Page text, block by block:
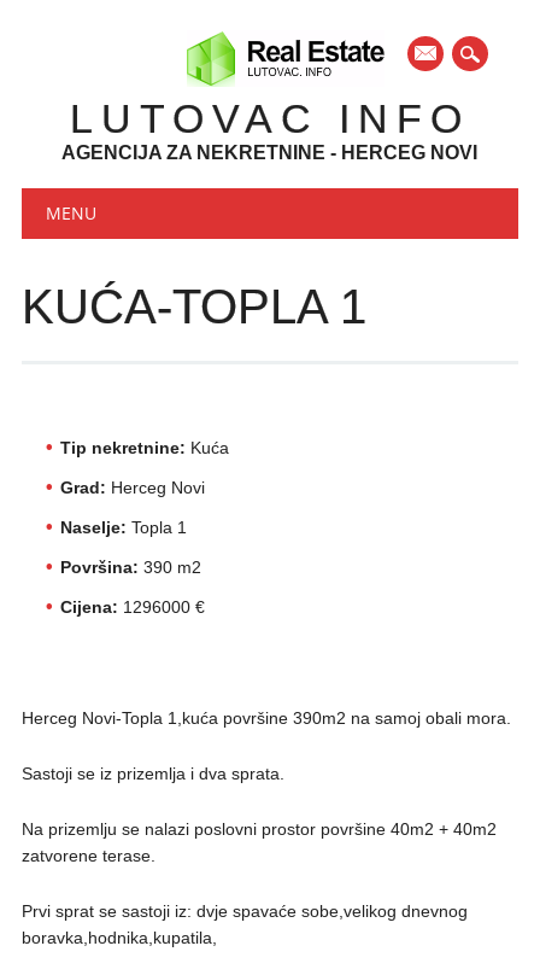
mail
LUTOVAC INFO
AGENCIJA ZA NEKRETNINE - HERCEG NOVI
Main menu
MENU
KUĆA-TOPLA 1
Tip nekretnine: Kuća
Grad: Herceg Novi
Naselje: Topla 1
Površina: 390 m2
Cijena: 1296000 €
Herceg Novi-Topla 1,kuća površine 390m2 na samoj obali mora.
Sastoji se iz prizemlja i dva sprata.
Na prizemlju se nalazi poslovni prostor površine 40m2 + 40m2
zatvorene terase.
Prvi sprat se sastoji iz: dvje spavaće sobe,velikog dnevnog
boravka,hodnika,kupatila,